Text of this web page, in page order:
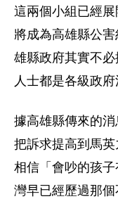
這兩個小組已經
將成為高雄縣公
雄縣政府其實不
人士都是各級政府
據高雄縣傳來的消
把訴求提高到馬
相信「會吵的孩
灣早已經歷過那